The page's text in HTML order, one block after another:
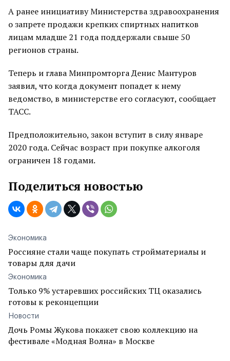
А ранее инициативу Министерства здравоохранения
о запрете продажи крепких спиртных напитков
лицам младше 21 года поддержали свыше 50
регионов страны.
Теперь и глава Минпромторга Денис Мантуров
заявил, что когда документ попадет к нему
ведомство, в министерстве его согласуют, сообщает
ТАСС.
Предположительно, закон вступит в силу январе
2020 года. Сейчас возраст при покупке алкоголя
ограничен 18 годами.
Поделиться новостью
Экономика
Россияне стали чаще покупать стройматериалы и
товары для дачи
Экономика
Только 9% устаревших российских ТЦ оказались
готовы к реконцепции
Новости
Дочь Ромы Жукова покажет свою коллекцию на
фестивале «Модная Волна» в Москве